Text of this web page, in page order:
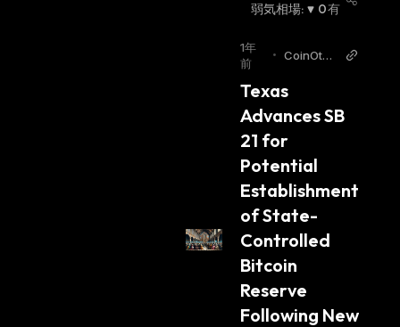
気
場
弱気相場: 0有
1年
前
•
CoinOtag
Texas
Advances SB
21 for
Potential
Establishment
of State-
Controlled
Bitcoin
Reserve
Following New